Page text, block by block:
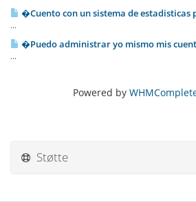
�Cuento con un sistema de estadisticas
...
�Puedo administrar yo mismo mis
...
Powered by
Støtte